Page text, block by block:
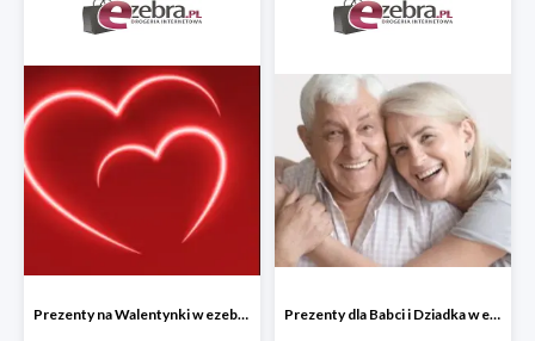
Prezenty na Walentynki w ezebra.pl do -50% Prezenty dla Babci i Dziadka w ezebra.pl do -50%